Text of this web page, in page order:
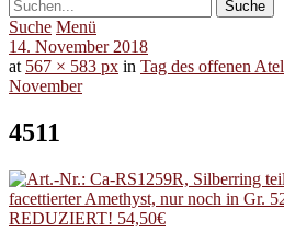
Suche Menü
14. November 2018
at 567 × 583 px in Tag des offenen
November
4511